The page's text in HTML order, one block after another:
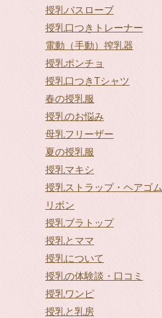
授乳バスローブ
授乳口つきトレーナー
電動（手動）搾乳器
授乳ポンチョ
授乳口つきTシャツ
春の授乳服
授乳のお悩み
母乳フリーザー
夏の授乳服
授乳マキシ
授乳ストラップ・ヘアゴム
リボン
授乳ブラトップ
授乳とママ
授乳について
授乳の体験談・口コミ
授乳ワンピ
授乳と乳房